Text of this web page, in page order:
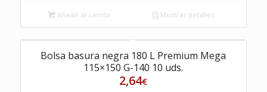
Añadir al carrito Mostrar detalles
Bolsa basura negra 180 L Premium Mega
115×150 G-140 10 uds.
2,64€